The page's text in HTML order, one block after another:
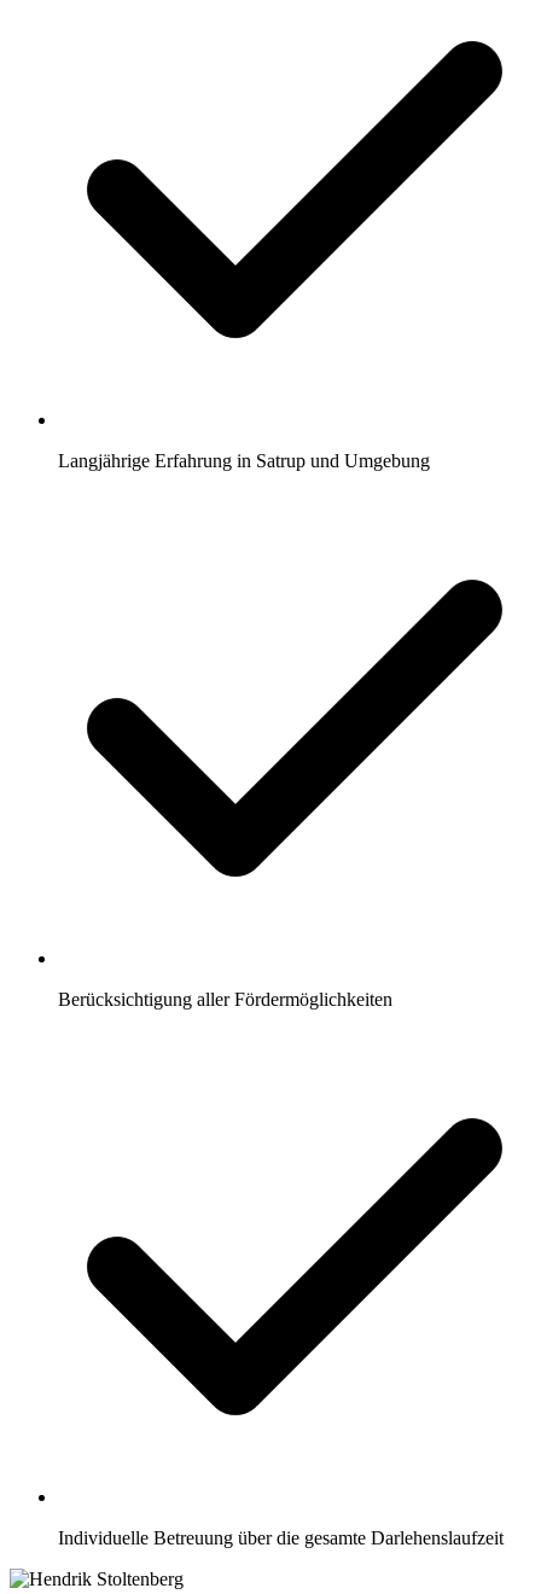
Langjährige Erfahrung in Satrup und Umgebung
Berücksichtigung aller Fördermöglichkeiten
Individuelle Betreuung über die gesamte Darlehenslaufzeit